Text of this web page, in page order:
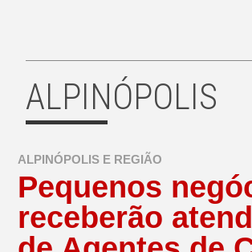
ALPINÓPOLIS
ALPINÓPOLIS E REGIÃO
Pequenos
receberão